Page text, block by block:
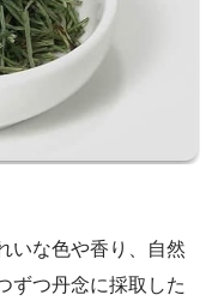
いな色や香り、自然
ずつ丹念に採取した